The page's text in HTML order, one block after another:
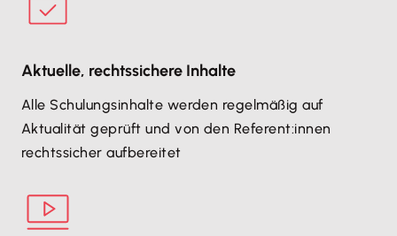
Aktuelle, rechtssichere Inhalte
Alle Schulungsinhalte werden regelmäßig auf
Aktualität geprüft und von den Referent:innen
rechtssicher aufbereitet